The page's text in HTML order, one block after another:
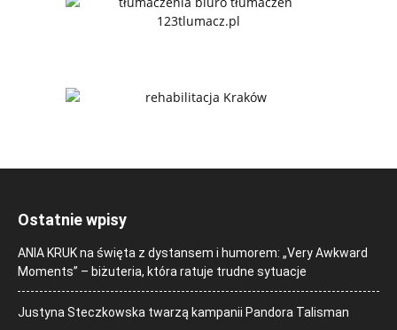
Ostatnie wpisy
ANIA KRUK na święta z dystansem i humorem: „Very Awkward
Moments” – biżuteria, która ratuje trudne sytuacje
Justyna Steczkowska twarzą kampanii Pandora Talisman